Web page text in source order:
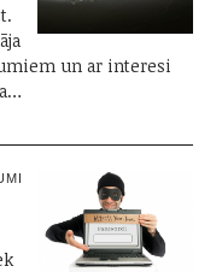
un ar interesi